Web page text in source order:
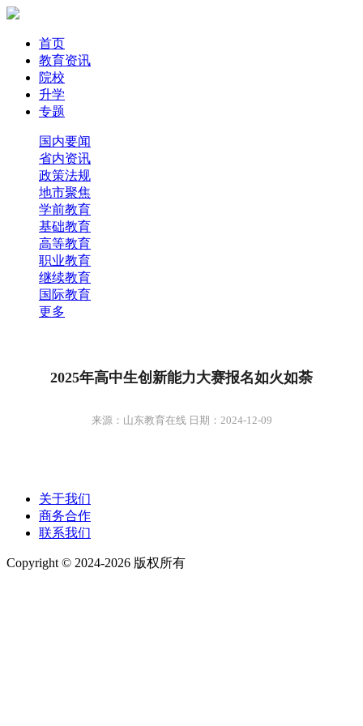
首页
教育资讯
院校
升学
专题
国内要闻
省内资讯
政策法规
地市聚焦
学前教育
基础教育
高等教育
职业教育
继续教育
国际教育
更多
2025年高中生创新能力大赛报名如火如荼
来源：山东教育在线 日期：2024-12-09
关于我们
商务合作
联系我们
Copyright © 2024-2026 版权所有